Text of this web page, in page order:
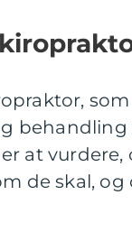
at
de skal,